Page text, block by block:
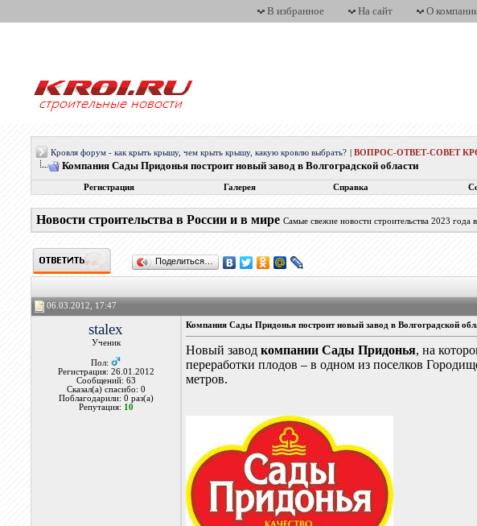
В избранное На сайт О
Кровля форум - как крыть крышу, чем крыть крышу, какую кровлю выбрать? |ВОПРОС-ОТВЕТ-СОВЕТ
Компания Сады Придонья построит новый завод в Волгоградской области
Регистрация Галерея Справка
Новости строительства в России и в мире Самые свежие новости строительства 2023
Поделиться…
06.03.2012, 17:47
stalex
Ученик
Пол:
Регистрация: 26.01.2012
Сообщений: 63
Сказал(а) спасибо: 0
Поблагодарили: 0 раз(а)
Репутация: 10
Компания Сады Придонья построит новый завод в Волгоградской
Новый заводкомпании Сады Придонья, на
переработки плодов – в одном из поселков
метров.